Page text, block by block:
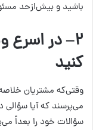
باشید و بیش‌ازحد
۲– در اسرع
کنید
وقتی‌که مشتریان
می‌پرسند که آیا سؤالی
سؤالات خود را بعداً